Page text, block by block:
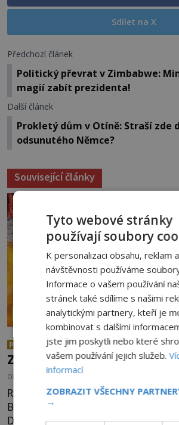
Sdílet na X
Předchozí článek
Politický převrat v Zimbabwe:
magií zabít prezidenta!
Další článek
Prokletý dům v Otíně: Straší zde
odsunutého Němce?
Související články
ZÁZRAKY
PREMIUM
Chůze po žhavých
Zázrak nebo podvod?
OD
Rituál chůze po žhavých uhlících je
Bibli, první zmínky ale pochází už z
Dnes je využíván nejrůznějšími
Tyto webové stránky
používají soubory
K personalizaci obsahu, reklam
návštěvnosti používáme
Informace o vašem používání
stránek také sdílíme s našimi
analytickými partnery, kteří je
kombinovat s dalšími
jste jim poskytli nebo které
vašem používání jejich služeb.
informací
ZOBRAZIT VŠECHNY
→